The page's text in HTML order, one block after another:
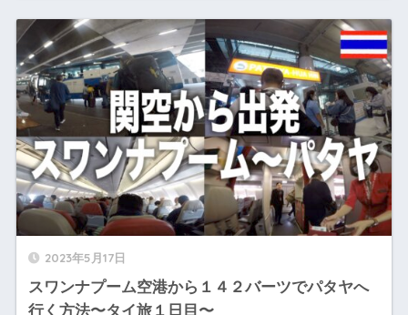
2023年5月17日
スワンナプーム空港から１４２バーツでパタヤへ
行く方法〜タイ旅１日目〜